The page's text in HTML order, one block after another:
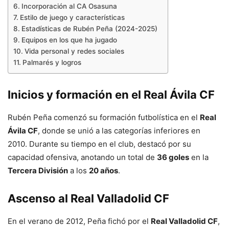
Incorporación al CA Osasuna
Estilo de juego y características
Estadísticas de Rubén Peña (2024-2025)
Equipos en los que ha jugado
Vida personal y redes sociales
Palmarés y logros
Inicios y formación en el Real Ávila CF
Rubén Peña comenzó su formación futbolística en el Real
Ávila CF, donde se unió a las categorías inferiores en
2010. Durante su tiempo en el club, destacó por su
capacidad ofensiva, anotando un total de 36 goles en la
Tercera División a los 20 años.
Ascenso al Real Valladolid CF
En el verano de 2012, Peña fichó por el Real Valladolid CF,